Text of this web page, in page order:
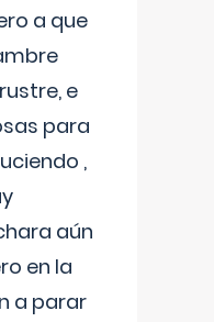
a que
e
para
,
aún
en la
a parar